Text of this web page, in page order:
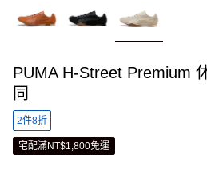
PUMA H-Street Premium
同
2件8折
宅配滿NT$1,800免運